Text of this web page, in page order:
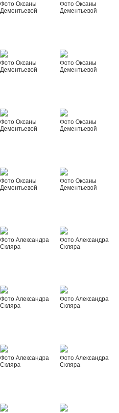
Фото Оксаны
Дементьевой
Фото Оксаны
Дементьевой
Фото Оксаны
Дементьевой
Фото Оксаны
Дементьевой
Фото Оксаны
Дементьевой
Фото Оксаны
Дементьевой
Фото Оксаны
Дементьевой
Фото Оксаны
Дементьевой
Фото Александра
Скляра
Фото Александра
Скляра
Фото Александра
Скляра
Фото Александра
Скляра
Фото Александра
Скляра
Фото Александра
Скляра